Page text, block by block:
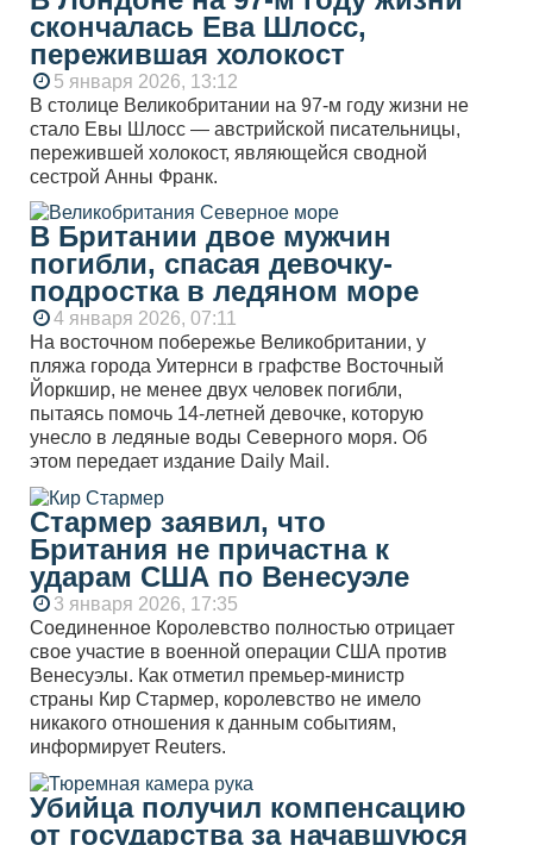
скончалась Ева Шлосс,
пережившая холокост
5 января 2026, 13:12
В столице Великобритании на 97-м году жизни не
стало Евы Шлосс — австрийской писательницы,
пережившей холокост, являющейся сводной
сестрой Анны Франк.
В Британии двое мужчин
погибли, спасая девочку-
подростка в ледяном море
4 января 2026, 07:11
На восточном побережье Великобритании, у
пляжа города Уитернси в графстве Восточный
Йоркшир, не менее двух человек погибли,
пытаясь помочь 14-летней девочке, которую
унесло в ледяные воды Северного моря. Об
этом передает издание Daily Mail.
Стармер заявил, что
Британия не причастна к
ударам США по Венесуэле
3 января 2026, 17:35
Соединенное Королевство полностью отрицает
свое участие в военной операции США против
Венесуэлы. Как отметил премьер-министр
страны Кир Стармер, королевство не имело
никакого отношения к данным событиям,
информирует Reuters.
Убийца получил компенсацию
от государства за начавшуюся